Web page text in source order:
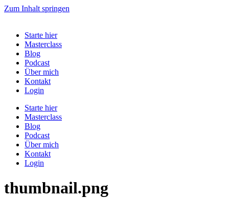
Zum Inhalt springen
Starte hier
Masterclass
Blog
Podcast
Über mich
Kontakt
Login
Starte hier
Masterclass
Blog
Podcast
Über mich
Kontakt
Login
thumbnail.png